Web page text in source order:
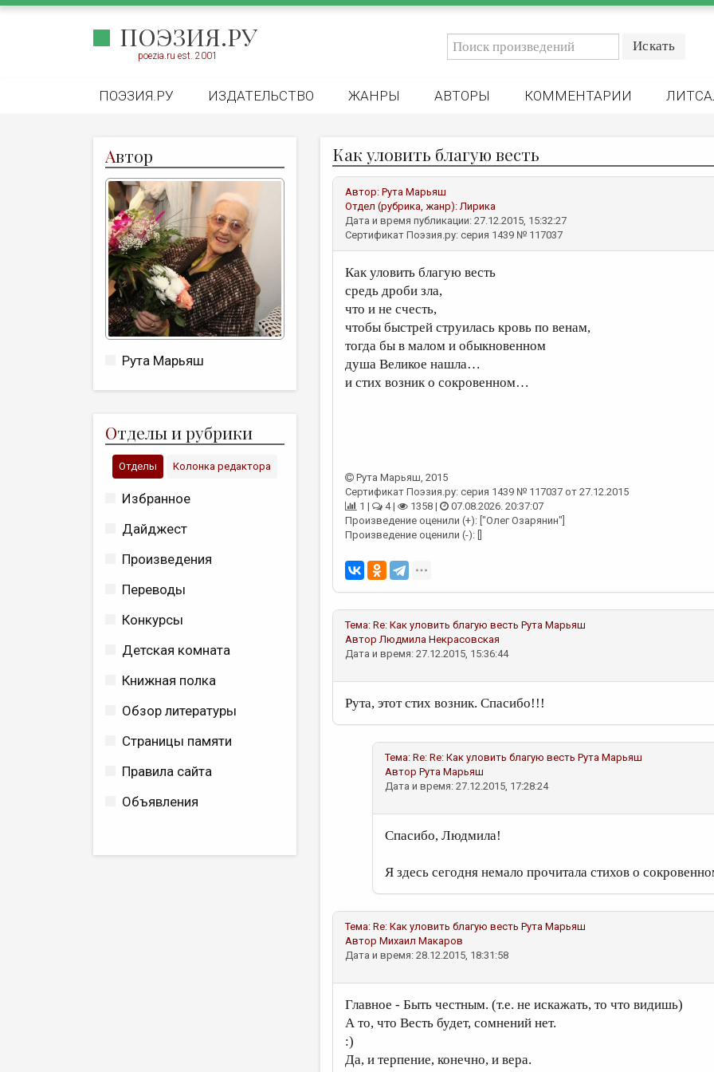
ПОЭЗИЯ.РУ
poezia.ru est. 2001
ПОЭЗИЯ.РУ ИЗДАТЕЛЬСТВО ЖАНРЫ АВТОРЫ КОММЕНТАРИИ
Автор
Рута Марьяш
Отделы и рубрики
Отделы Колонка редактора
Избранное
Дайджест
Произведения
Переводы
Конкурсы
Детская комната
Книжная полка
Обзор литературы
Страницы памяти
Правила сайта
Объявления
Как уловить благую весть
Автор: Рута Марьяш
Отдел (рубрика, жанр):Лирика
Дата и время публикации: 27.12.2015, 15:32:27
Сертификат Поэзия.ру: серия 1439 № 117037
Как уловить благую весть
средь дроби зла,
что и не счесть,
чтобы быстрей струилась кровь по венам,
тогда бы в малом и обыкновенном
душа Великое нашла…
и стих возник о сокровенном…
Рута Марьяш, 2015
Сертификат Поэзия.ру: серия 1439 № 117037 от 27.12.2015
1 |
4 | 1358 |
07.08.2026. 20:37:07
Произведение оценили (+): ["Олег Озарянин"]
Произведение оценили (-): []
Тема: Re: Как уловить благую весть Рута Марьяш
АвторЛюдмила Некрасовская
Дата и время: 27.12.2015, 15:36:44
Рута, этот стих возник. Спасибо!!!
Тема: Re: Re: Как уловить благую весть Рута Марьяш
Автор Рута Марьяш
Дата и время: 27.12.2015, 17:28:24
Спасибо, Людмила!
Я здесь сегодня немало прочитала стихов о
Тема: Re: Как уловить благую весть Рута Марьяш
Автор Михаил Макаров
Дата и время: 28.12.2015, 18:31:58
Главное - Быть честным. (т.е. не искажать, то что видишь)
А то, что Весть будет, сомнений нет.
:)
Да, и терпение, конечно, и вера.